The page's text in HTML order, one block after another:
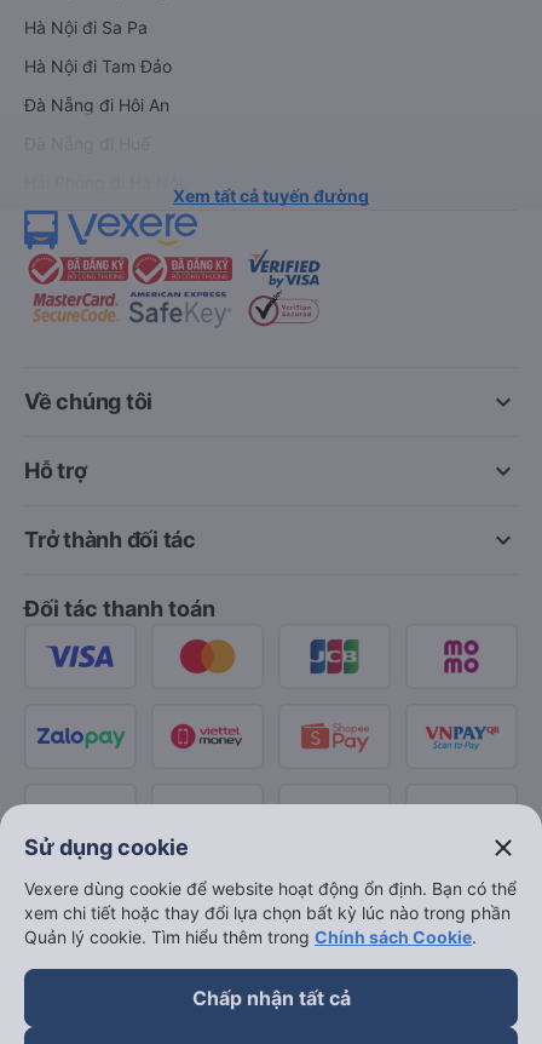
Hà Nội đi Sa Pa
Hà Nội đi Tam Đảo
Đà Nẵng đi Hội An
Xem tất cả tuyến đường
keyboard_arrow_down
Về chúng tôi
keyboard_arrow_down
Hỗ trợ
keyboard_arrow_down
Trở thành đối tác
Đối tác thanh toán
Sử dụng cookie close
Vexere dùng cookie để website hoạt động ổn định. Bạn có thể
xem chi tiết hoặc thay đổi lựa chọn bất kỳ lúc nào trong phần
Quản lý cookie. Tìm hiểu thêm trong Chính sách Cookie.
Chấp nhận tất cả